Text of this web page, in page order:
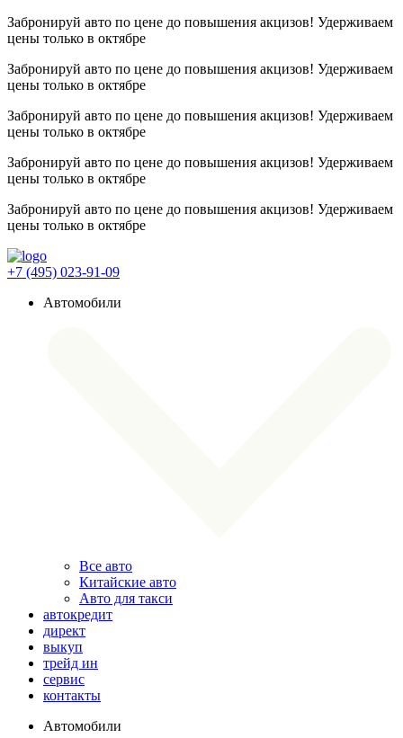
Забронируй авто по цене до повышения акцизов! Удерживаем
цены только в октябре
Забронируй авто по цене до повышения акцизов! Удерживаем
цены только в октябре
Забронируй авто по цене до повышения акцизов! Удерживаем
цены только в октябре
Забронируй авто по цене до повышения акцизов! Удерживаем
цены только в октябре
Забронируй авто по цене до повышения акцизов! Удерживаем
цены только в октябре
+7 (495) 023-91-09
Автомобили
Все авто
Китайские авто
Авто для такси
автокредит
директ
выкуп
трейд ин
сервис
контакты
Автомобили